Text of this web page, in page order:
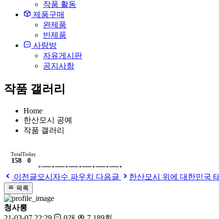
작품 활동
제품구매
완제품
반제품
사랑방
자유게시판
공지사항
작품 갤러리
Home
한산모시 공예
작품 갤러리
Total
158
Today
0
이전글 모시자수 파우치 다음글 한산모시 위에 대한민국
목록
청사롱